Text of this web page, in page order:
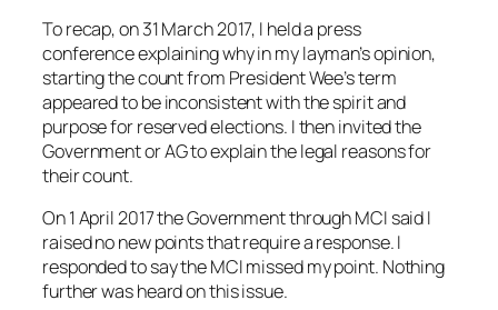
To recap, on 31 March 2017, I held a press
conference explaining why in my layman’s opinion,
starting the count from President Wee’s term
appeared to be inconsistent with the spirit and
purpose for reserved elections. I then invited the
Government or AG to explain the legal reasons for
their count.
On 1 April 2017 the Government through MCI said I
raised no new points that require a response. I
responded to say the MCI missed my point. Nothing
further was heard on this issue.